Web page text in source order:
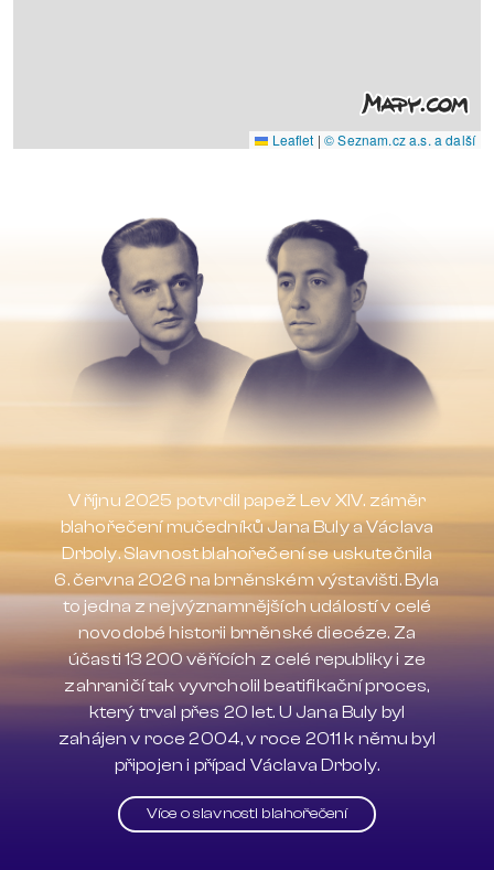
Leaflet | © Seznam.cz a.s. a další
V říjnu 2025 potvrdil papež Lev XIV. záměr
blahořečení mučedníků Jana Buly a Václava
Drboly. Slavnost blahořečení se uskutečnila
6. června 2026 na brněnském výstavišti. Byla
to jedna z nejvýznamnějších událostí v celé
novodobé historii brněnské diecéze. Za
účasti 13 200 věřících z celé republiky i ze
zahraničí tak vyvrcholil beatifikační proces,
který trval přes 20 let. U Jana Buly byl
zahájen v roce 2004, v roce 2011 k němu byl
připojen i případ Václava Drboly.
Více o slavnosti blahořečení